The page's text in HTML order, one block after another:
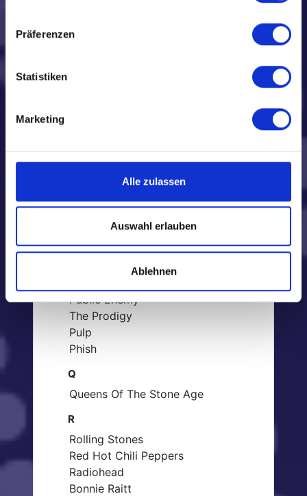
Präferenzen
Statistiken
Marketing
Alle zulassen
Auswahl erlauben
Ablehnen
P
Placebo
Paul Rodgers & Company
Paradise Lost
Public Enemy
The Prodigy
Pulp
Phish
Q
Queens Of The Stone Age
R
Rolling Stones
Red Hot Chili Peppers
Radiohead
Bonnie Raitt